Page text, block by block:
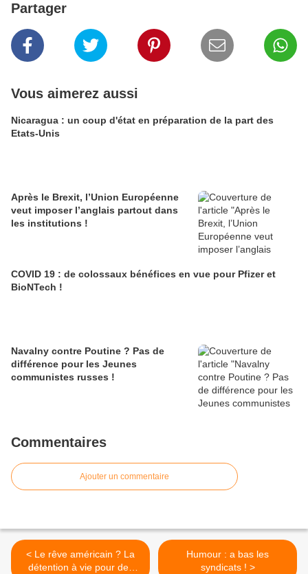
Partager
Vous aimerez aussi
Nicaragua : un coup d'état en préparation de la part des
Etats-Unis
Après le Brexit, l’Union Européenne
veut imposer l’anglais partout dans
les institutions !
COVID 19 : de colossaux bénéfices en vue pour Pfizer et
BioNTech !
Navalny contre Poutine ? Pas de
différence pour les Jeunes
communistes russes !
Commentaires
Ajouter un commentaire
< Le rêve américain ? La
détention à vie pour des
Humour : a bas les
syndicats ! >